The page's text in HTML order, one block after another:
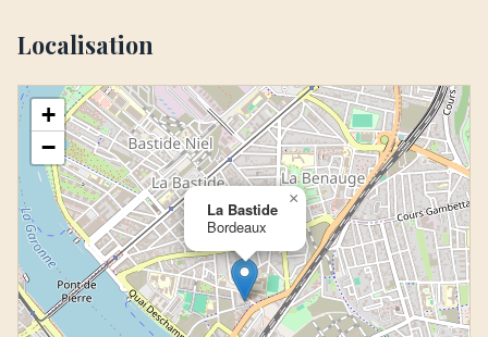
Localisation
La Bastide
Bordeaux
×
+
−